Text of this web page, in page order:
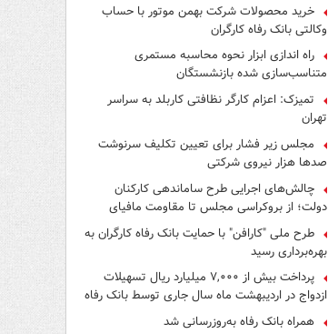
خرید محصولات شرکت بهمن موتور با حساب
وکالتی بانک رفاه کارگران
راه اندازی ابزار نحوه محاسبه مستمری
متناسب‌سازی شده بازنشستگان
تمیزک: اعزام کارگر نظافتی کاربلد به سراسر
تهران
مجلس زیر فشار برای تعیین تکلیف سرنوشت
صدها هزار نیروی شرکتی
چالش‌های اجرایی طرح ساماندهی کارکنان
دولت؛ از بروکراسی مجلس تا مقاومت مافیای
واسطه‌گری
طرح ملی "کارافن" با حمایت بانک رفاه کارگران به
بهره‌برداری رسید
پرداخت بیش از ۷,۰۰۰ میلیارد ریال تسهیلات
ازدواج در اردیبهشت ماه سال جاری توسط بانک رفاه
کارگران
همراه بانک رفاه به‌روزرسانی شد